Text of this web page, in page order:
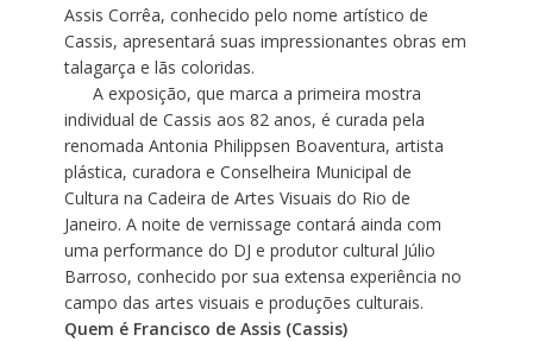
Assis Corrêa, conhecido pelo nome artístico de
Cassis, apresentará suas impressionantes obras em
talagarça e lãs coloridas.
A exposição, que marca a primeira mostra
individual de Cassis aos 82 anos, é curada pela
renomada Antonia Philippsen Boaventura, artista
plástica, curadora e Conselheira Municipal de
Cultura na Cadeira de Artes Visuais do Rio de
Janeiro. A noite de vernissage contará ainda com
uma performance do DJ e produtor cultural Júlio
Barroso, conhecido por sua extensa experiência no
campo das artes visuais e produções culturais.
Quem é Francisco de Assis (Cassis)